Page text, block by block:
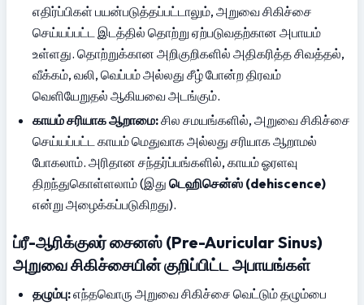
எதிர்ப்பிகள் பயன்படுத்தப்பட்டாலும், அறுவை சிகிச்சை
செய்யப்பட்ட இடத்தில் தொற்று ஏற்படுவதற்கான அபாயம்
உள்ளது. தொற்றுக்கான அறிகுறிகளில் அதிகரித்த சிவத்தல்,
வீக்கம், வலி, வெப்பம் அல்லது சீழ் போன்ற திரவம்
வெளியேறுதல் ஆகியவை அடங்கும்.
காயம் சரியாக ஆறாமை: சில சமயங்களில், அறுவை சிகிச்சை
செய்யப்பட்ட காயம் மெதுவாக அல்லது சரியாக ஆறாமல்
போகலாம். அரிதான சந்தர்ப்பங்களில், காயம் ஓரளவு
திறந்துகொள்ளலாம் (இது டெஹிசென்ஸ் (dehiscence)
என்று அழைக்கப்படுகிறது).
ப்ரீ-ஆரிக்குலர் சைனஸ் (Pre-Auricular Sinus)
அறுவை சிகிச்சையின் குறிப்பிட்ட அபாயங்கள்
தழும்பு: எந்தவொரு அறுவை சிகிச்சை வெட்டும் தழும்பை